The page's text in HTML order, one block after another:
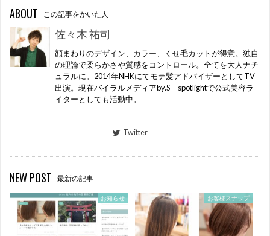
ABOUT この記事をかいた人
佐々木 祐司
顔まわりのデザイン、カラー、くせ毛カットが得意。独自
の理論で柔らかさや質感をコントロール。全てを大人ナチ
ュラルに。2014年NHKにてモテ髪アドバイザーとしてTV
出演。現在バイラルメディアby.S spotlightで公式美容ラ
イターとしても活動中。
Twitter
NEW POST 最新の記事
お知らせ お客様スナップ